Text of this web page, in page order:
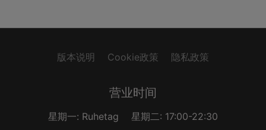
版本说明 Cookie政策 隐私政策
营业时间
星期一: Ruhetag
星期二: 17:00-22:30